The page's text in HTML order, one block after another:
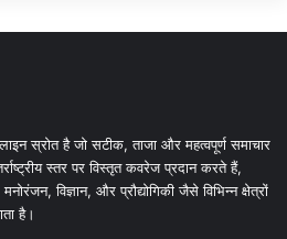
स्रोत है जो सटीक, ताजा और महत्वपूर्ण समाचार
स्तर पर विस्तृत कवरेज प्रदान करते हैं,
विज्ञान, और प्रौद्योगिकी जैसे विभिन्न क्षेत्रों
है।